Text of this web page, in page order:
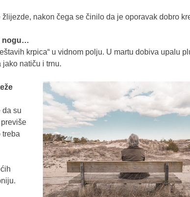
nakon čega se činilo da je oporavak dobro
nogu…
krpica“ u vidnom polju. U martu dobiva upalu
natiču i trnu.
da su